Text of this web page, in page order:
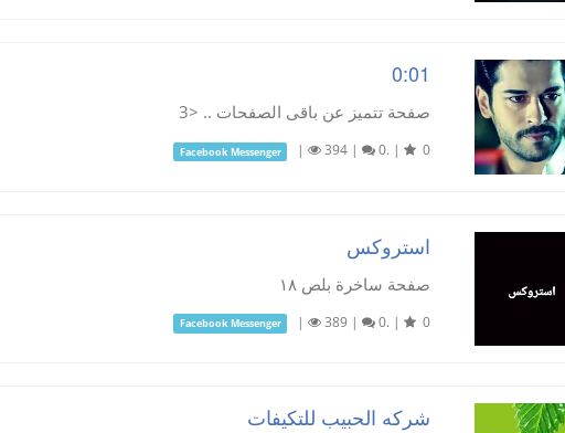
0:01
صفحة تتميز عن باقى الصفحات .. <3
Facebook Messenger | 394 | 0. | 0
استروكس
صفحة ساخرة بلص ١٨
Facebook Messenger | 389 | 0. | 0
شركه الحبيب للتكيفات